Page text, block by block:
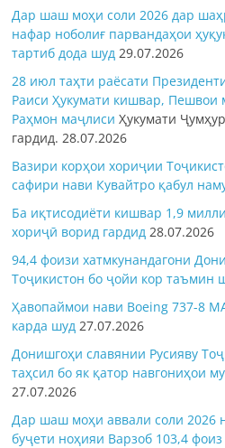
Дар шаш моҳи соли 2026 дар
нафар ноболиғ парвандаҳои
тартиб дода шуд 29.07.2026
28 июл таҳти раёсати
Раиси Ҳукумати кишвар, Пешвои
Раҳмон маҷлисиҲукумати
гардид. 28.07.2026
Вазири корҳои хориҷии
сафири нави Кувайтро қабул
Ба иқтисодиёти кишвар 1,9
хориҷӣ ворид гардид 28.07.2026
94,4 фоизи хатмкунандагони
Тоҷикистон бо ҷойи кор таъмин
Ҳавопаймои нави Boeing 737-8
карда шуд 27.07.2026
Донишгоҳи славянии Русияву
таҳсил бо як қатор навгониҳои
27.07.2026
Дар шаш моҳи аввали соли 2026
буҷети ноҳияи Варзоб 103,4